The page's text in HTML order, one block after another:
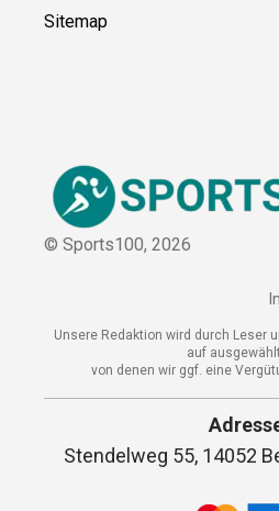
Sitemap
© Sports100, 2026
Unsere Redaktion wird durch Leser
auf
von denen wir ggf. eine
Stendelweg 55, 14052